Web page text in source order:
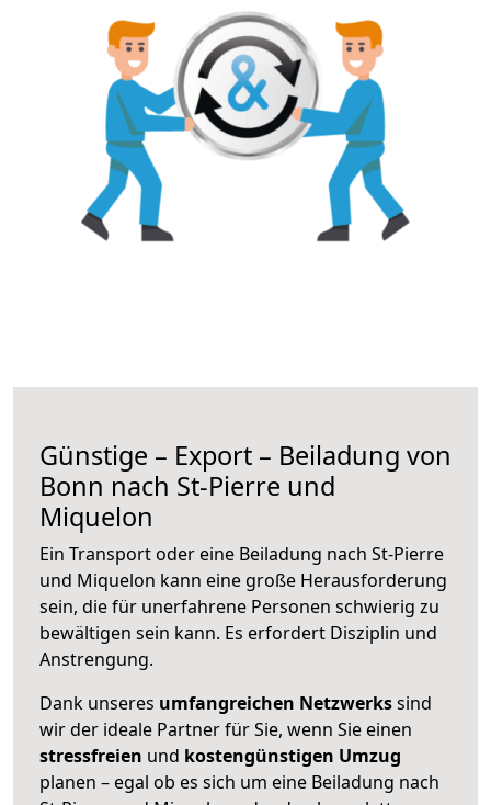
Günstige – Export – Beiladung von
Bonn nach St-Pierre und
Miquelon
Ein Transport oder eine Beiladung nach St-Pierre
und Miquelon kann eine große Herausforderung
sein, die für unerfahrene Personen schwierig zu
bewältigen sein kann. Es erfordert Disziplin und
Anstrengung.
Dank unseres umfangreichen Netzwerkssind
wir der ideale Partner für Sie, wenn Sie einen
stressfreien und kostengünstigen Umzug
planen – egal ob es sich um eine Beiladung nach